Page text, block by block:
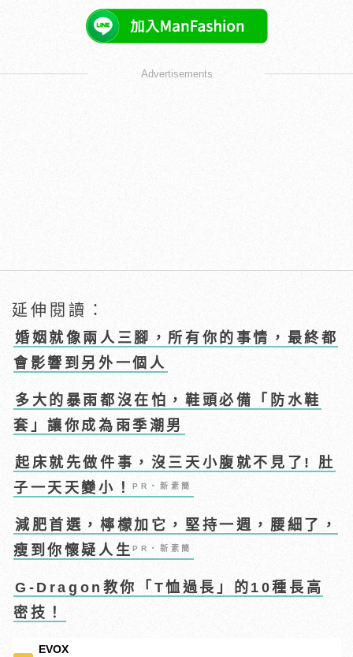
Advertisements
延伸閱讀：
婚姻就像兩人三腳，所有你的事情，最終都
會影響到另外一個人
多大的暴雨都沒在怕，鞋頭必備「防水鞋
套」讓你成為雨季潮男
起床就先做件事，沒三天小腹就不見了! 肚
子一天天變小！PR・新素簡
減肥首選，檸檬加它，堅持一週，腰細了，
瘦到你懷疑人生PR・新素簡
G-Dragon教你「T恤過長」的10種長高
密技！
EVOX